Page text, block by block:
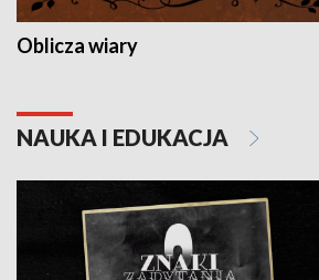
Oblicza wiary
NAUKA I EDUKACJA